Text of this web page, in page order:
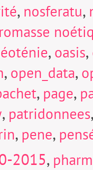
, nosferatu,
, oasis,
, open_data,
, page,
, patridonnees
, pene,
2015,